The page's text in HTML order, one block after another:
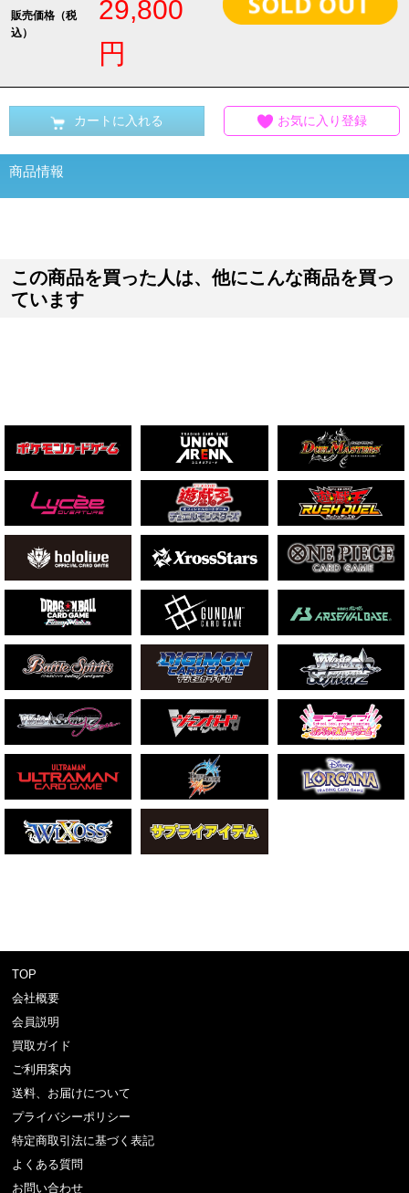
販売価格（税
込）
29,800
円
カートに入れる お気に入り登録
商品情報
この商品を買った人は、他にこんな商品を買っ
ています
TOP
会社概要
会員説明
買取ガイド
ご利用案内
送料、お届けについて
プライバシーポリシー
特定商取引法に基づく表記
よくある質問
お問い合わせ